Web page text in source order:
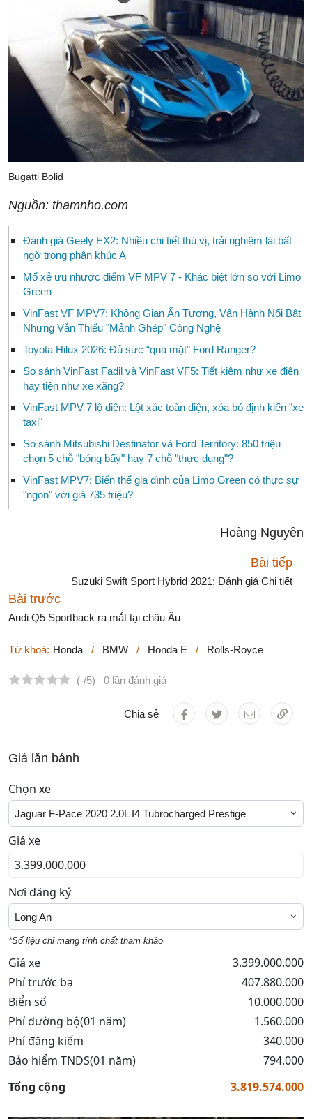
Bugatti Bolid
Nguồn: thamnho.com
Đánh giá Geely EX2: Nhiều chi tiết thú vị, trải nghiệm lái bất
ngờ trong phân khúc A
Mổ xẻ ưu nhược điểm VF MPV 7 - Khác biệt lớn so với Limo
Green
VinFast VF MPV7: Không Gian Ấn Tượng, Vận Hành Nổi Bật
Nhưng Vẫn Thiếu "Mảnh Ghép" Công Nghệ
Toyota Hilux 2026: Đủ sức “qua mặt” Ford Ranger?
So sánh VinFast Fadil và VinFast VF5: Tiết kiệm như xe điện
hay tiện như xe xăng?
VinFast MPV 7 lộ diện: Lột xác toàn diện, xóa bỏ định kiến "xe
taxi"
So sánh Mitsubishi Destinator và Ford Territory: 850 triệu
chọn 5 chỗ "bóng bẩy" hay 7 chỗ "thực dụng"?
VinFast MPV7: Biến thể gia đình của Limo Green có thực sự
"ngon" với giá 735 triệu?
Hoàng Nguyên
Bài tiếp
Suzuki Swift Sport Hybrid 2021: Đánh giá Chi tiết
Bài trước
Audi Q5 Sportback ra mắt tại châu Âu
Từ khoá: Honda / BMW / Honda E / Rolls-Royce
(-/5) 0 lần đánh giá
Chia sẻ
Giá lăn bánh
Chọn xe
Jaguar F-Pace 2020 2.0L I4 Tubrocharged Prestige
Giá xe
Nơi đăng ký
Long An
*Số liệu chỉ mang tính chất tham khảo
Giá xe
3.399.000.000
Phí trước bạ
407.880.000
Biển số
10.000.000
Phí đường bộ(01 năm)
1.560.000
Phí đăng kiểm
340.000
Bảo hiểm TNDS(01 năm)
794.000
Tổng cộng
3.819.574.000